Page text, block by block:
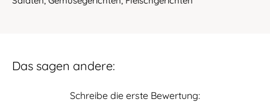
Das sagen andere:
Schreibe die erste Bewertung: